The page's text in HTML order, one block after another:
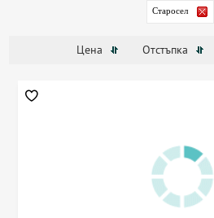
Старосел
Цена Отстъпка